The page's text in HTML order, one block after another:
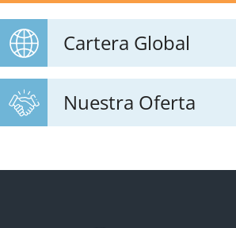
Cartera Global
Nuestra Oferta